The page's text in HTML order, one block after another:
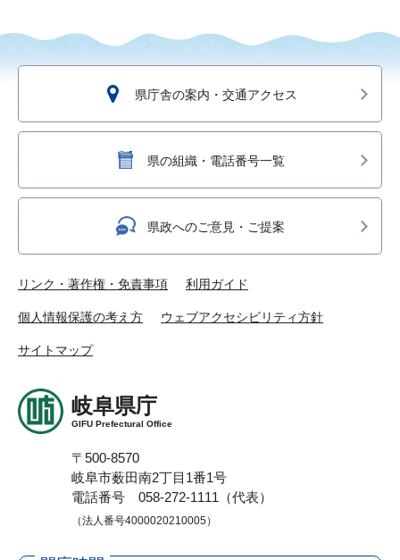
県庁舎の案内・交通アクセス
県の組織・電話番号一覧
県政へのご意見・ご提案
リンク・著作権・免責事項 利用ガイド
個人情報保護の考え方 ウェブアクセシビリティ方針
サイトマップ
岐阜県庁
GIFU Prefectural Office
〒500-8570
岐阜市薮田南2丁目1番1号
電話番号 058-272-1111（代表）
（法人番号4000020210005）